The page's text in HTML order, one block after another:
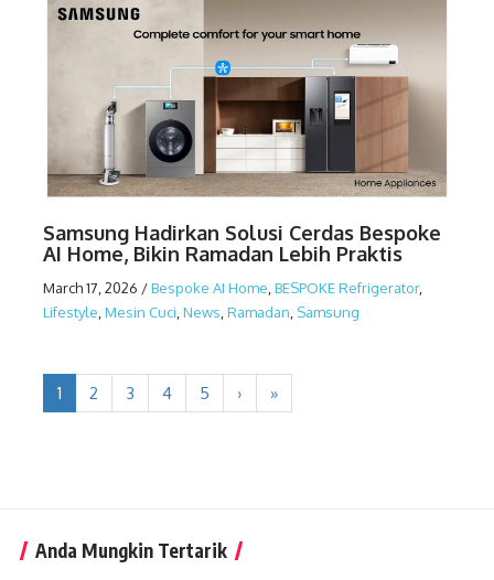
Samsung Hadirkan Solusi Cerdas Bespoke
AI Home, Bikin Ramadan Lebih Praktis
March 17, 2026 /Bespoke AI Home,BESPOKE Refrigerator,
Lifestyle,Mesin Cuci,News,Ramadan, Samsung
1 2 3 4 5 › »
Anda Mungkin Tertarik